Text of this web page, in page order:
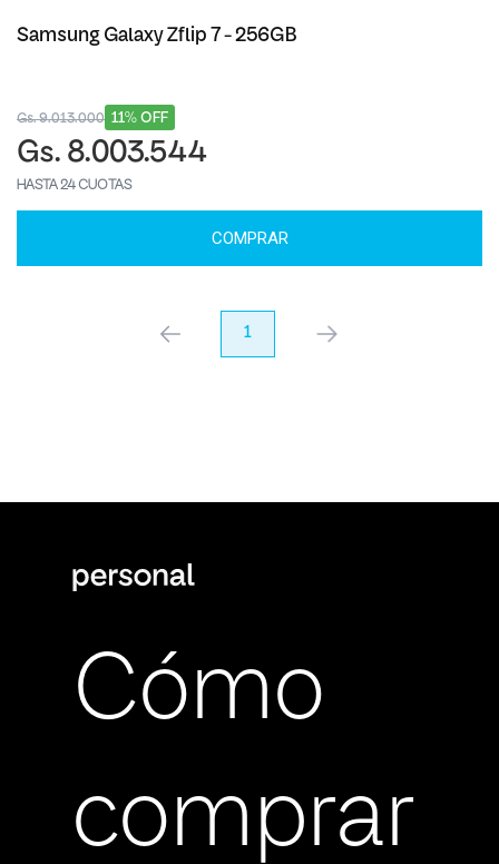
Samsung Galaxy Zflip 7 - 256GB
11% OFF
Gs. 9.013.000
Gs. 8.003.544
HASTA 24 CUOTAS
COMPRAR
anterior 1 próximo
Cómo
comprar